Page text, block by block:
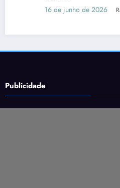
16 de junho de 2026 Rafael Ramos
Publicidade